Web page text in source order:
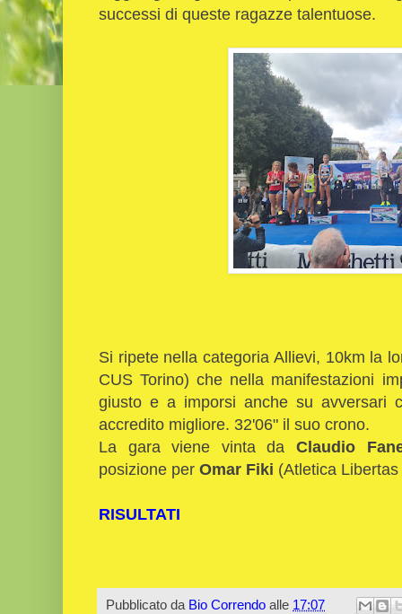
successi di queste ragazze talentuose.
Si ripete nella categoria Allievi, 10km la
CUS Torino) che nella manifestazioni
giusto e a imporsi anche su avversari
accredito migliore. 32'06" il suo crono.
La gara viene vinta da Claudio
posizione per Omar Fiki (Atletica
RISULTATI
Pubblicato da Bio Correndo alle 17:07